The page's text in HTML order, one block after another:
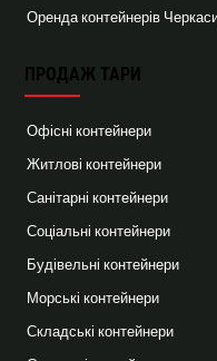
Оренда контейнерів
ПРОДАЖ ТАРИ
Офісні контейнери
Житлові контейнери
Санітарні контейнери
Соціальні контейнери
Будівельні контейнери
Морські контейнери
Складські контейнери